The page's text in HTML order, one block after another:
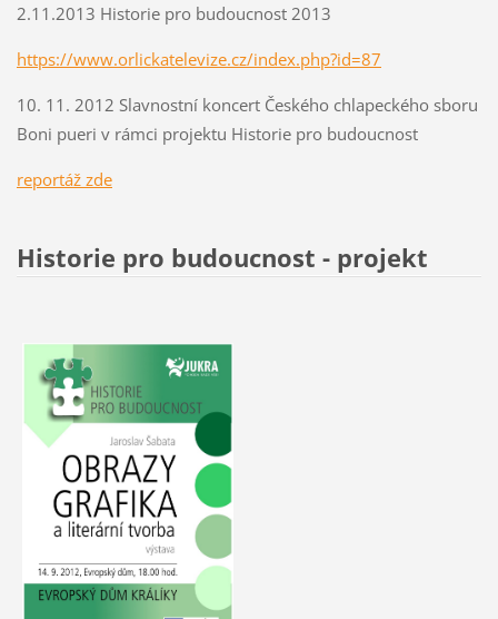
2.11.2013 Historie pro budoucnost 2013
https://www.orlickatelevize.cz/index.php?id=87
10. 11. 2012 Slavnostní koncert Českého chlapeckého sboru
Boni pueri v rámci projektu Historie pro budoucnost
reportáž zde
Historie pro budoucnost - projekt